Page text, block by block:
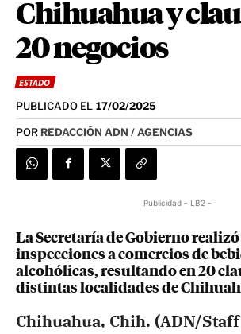
Chihuahua y
20 negocios
ESTADO
PUBLICADO EL 17/02/2025
POR REDACCIÓN ADN / AGENCIAS
Publicidad - LB2 -
La Secretaría de Gobierno
inspecciones a comercios de
alcohólicas, resultando en 20
distintas localidades de
Chihuahua, Chih. (ADN/